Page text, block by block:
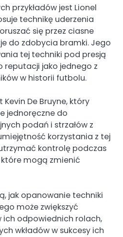
przykładów jest Lionel
technikę uderzenia
się przez ciasne
do zdobycia bramki. Jego
tej techniki pod presją
reputacji jako jednego z
w historii futbolu.
De Bruyne, który
jednoręczne do
podań i strzałów z
korzystania z tej
kontrolę podczas
mogą zmienić
jak opanowanie techniki
może zwiększyć
ich odpowiednich rolach,
wkładów w sukcesy ich